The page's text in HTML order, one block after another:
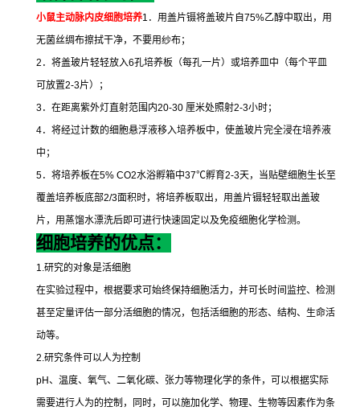
小鼠主动脉内皮细胞培养1 ．用盖片镊将盖玻片自75%乙醇中取出，用
无菌丝绸布擦拭干净，不要用纱布；
2 ．将盖玻片轻轻放入6孔培养板（每孔一片）或培养皿中（每个平皿
可放置2-3片）；
3．在距离紫外灯直射范围内20-30 厘米处照射2-3小时；
4．将经过计数的细胞悬浮液移入培养板中，使盖玻片完全浸在培养液
中；
5．将培养板在5% CO2水浴孵箱中37℃孵育2-3天，当贴壁细胞生长至
覆盖培养板底部2/3面积时，将培养板取出，用盖片镊轻轻取出盖玻
片，用蒸馏水漂洗后即可进行快速固定以及免疫细胞化学检测。
细胞培养的优点：
1.研究的对象是活细胞
在实验过程中，根据要求可始终保持细胞活力，并可长时间监控、检测
甚至定量评估一部分活细胞的情况，包括活细胞的形态、结构、生命活
动等。
2.研究条件可以人为控制
pH、温度、氧气、二氧化碳、张力等物理化学的条件，可以根据实际
需要进行人为的控制，同时，可以施加化学、物理、生物等因素作为条